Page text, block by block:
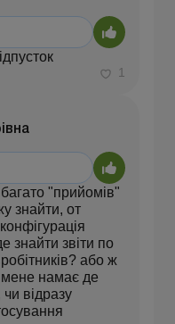
1
"прийомів"
знайти, от
знайти звіти по
або ж
мене намає де
відразу